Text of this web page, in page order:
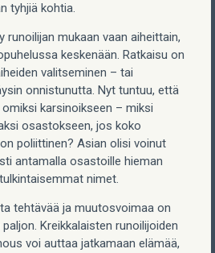
tyhjiä kohtia.
runoilijan mukaan vaan aiheittain,
keskenään. Ratkaisu on
valitseminen – tai
onnistunutta. Nyt tuntuu, että
karsinoikseen – miksi
osastokseen, jos koko
poliittinen? Asian olisi voinut
antamalla osastoille hieman
nimet.
tehtävää ja muutosvoimaa on
Kreikkalaisten runoilijoiden
voi auttaa jatkamaan elämää,